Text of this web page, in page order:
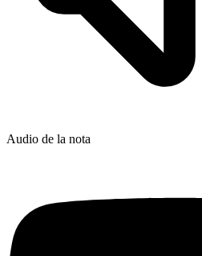
Audio de la nota